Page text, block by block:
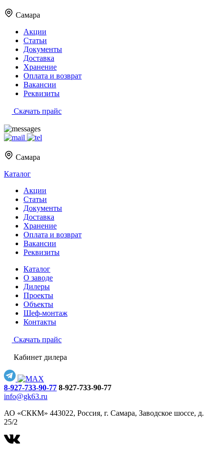
Самара
Акции
Статьи
Документы
Доставка
Хранение
Оплата и возврат
Вакансии
Реквизиты
Скачать прайс
Самара
Каталог
Акции
Статьи
Документы
Доставка
Хранение
Оплата и возврат
Вакансии
Реквизиты
Каталог
О заводе
Дилеры
Проекты
Объекты
Шеф-монтаж
Контакты
Скачать прайс
Кабинет дилера
8-927-733-90-77 8-927-733-90-77
info@gk63.ru
АО «СККМ» 443022, Россия, г. Самара, Заводское шоссе, д.
25/2